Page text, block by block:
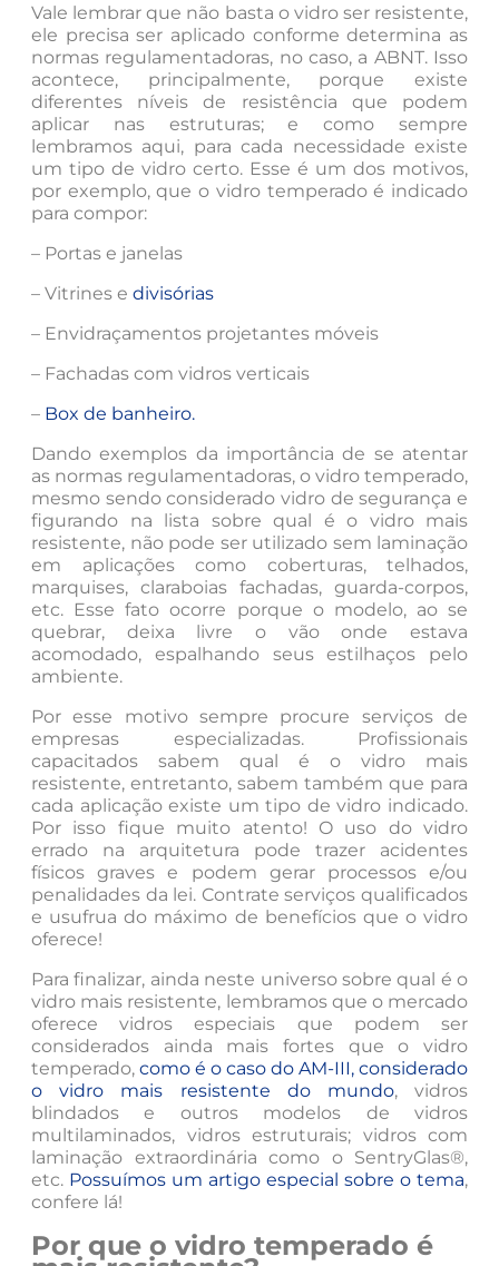
Vale lembrar que não basta o vidro ser resistente,
ele precisa ser aplicado conforme determina as
normas regulamentadoras, no caso, a ABNT. Isso
acontece, principalmente, porque existe
diferentes níveis de resistência que podem
aplicar nas estruturas; e como sempre
lembramos aqui, para cada necessidade existe
um tipo de vidro certo. Esse é um dos motivos,
por exemplo, que o vidro temperado é indicado
para compor:
– Portas e janelas
– Vitrines e divisórias
– Envidraçamentos projetantes móveis
– Fachadas com vidros verticais
– Box de banheiro.
Dando exemplos da importância de se atentar
as normas regulamentadoras, o vidro temperado,
mesmo sendo considerado vidro de segurança e
figurando na lista sobre qual é o vidro mais
resistente, não pode ser utilizado sem laminação
em aplicações como coberturas, telhados,
marquises, claraboias fachadas, guarda-corpos,
etc. Esse fato ocorre porque o modelo, ao se
quebrar, deixa livre o vão onde estava
acomodado, espalhando seus estilhaços pelo
ambiente.
Por esse motivo sempre procure serviços de
empresas especializadas. Profissionais
capacitados sabem qual é o vidro mais
resistente, entretanto, sabem também que para
cada aplicação existe um tipo de vidro indicado.
Por isso fique muito atento! O uso do vidro
errado na arquitetura pode trazer acidentes
físicos graves e podem gerar processos e/ou
penalidades da lei. Contrate serviços qualificados
e usufrua do máximo de benefícios que o vidro
oferece!
Para finalizar, ainda neste universo sobre qual é o
vidro mais resistente, lembramos que o mercado
oferece vidros especiais que podem ser
considerados ainda mais fortes que o vidro
temperado, como é o caso do AM-III, considerado
o vidro mais resistente do mundo, vidros
blindados e outros modelos de vidros
multilaminados, vidros estruturais; vidros com
laminação extraordinária como o SentryGlas®,
etc. Possuímos um artigo especial sobre o tema,
confere lá!
Por que o vidro temperado é